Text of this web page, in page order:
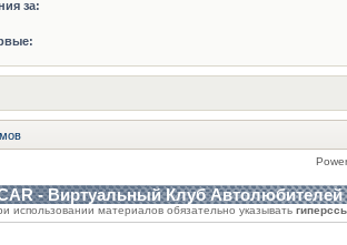
за:
- Виртуальный Клуб Автолюбителей
использовании материалов обязательно указывать